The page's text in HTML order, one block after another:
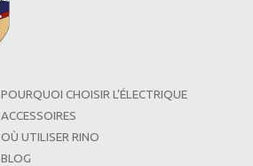
POURQUOI CHOISIR L’ÉLECTRIQUE
ACCESSOIRES
OÙ UTILISER RINO
BLOG